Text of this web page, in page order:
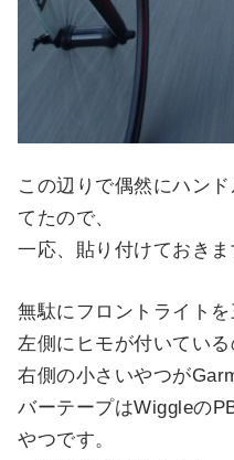
この辺りで偶然にハン
てたので、
一応、貼り付けておきま
無駄にフロントライトを
左側にヒモが付いてい
右側の小さいやつが
バーテープはWiggleの
やつです。